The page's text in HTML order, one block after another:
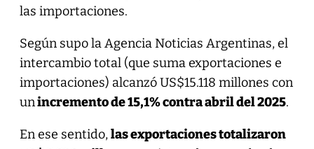
las importaciones.
Según supo la Agencia Noticias Argentinas, el
intercambio total (que suma exportaciones e
importaciones) alcanzó US$15.118 millones con
unincremento de 15,1% contra abril del 2025.
En ese sentido,las exportaciones totalizaron